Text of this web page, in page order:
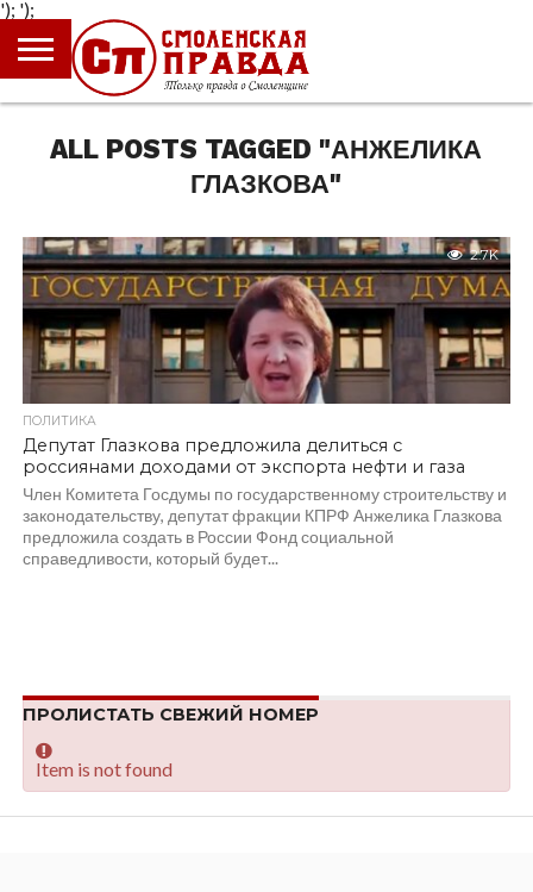
');
ГЛАВНАЯ
НОВОСТИ
ПРОИСШЕСТВИЯ
ПОЛИТИКА
КУЛЬТУРА
ЭКОНОМИКА
ОБЩЕСТВО
БЛОГИ
ALL POSTS TAGGED "АНЖЕЛИКА
ГЛАЗКОВА"
2.7K
ПОЛИТИКА
Депутат Глазкова предложила делиться с
россиянами доходами от экспорта нефти и газа
Член Комитета Госдумы по государственному строительству и
законодательству, депутат фракции КПРФ Анжелика Глазкова
предложила создать в России Фонд социальной
справедливости, который будет...
ПРОЛИСТАТЬ СВЕЖИЙ НОМЕР
Item is not found
');